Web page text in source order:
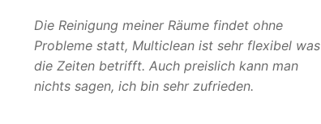
Die Reinigung meiner Räume findet ohne
Probleme statt, Multiclean ist sehr flexibel was
die Zeiten betrifft. Auch preislich kann man
nichts sagen, ich bin sehr zufrieden.